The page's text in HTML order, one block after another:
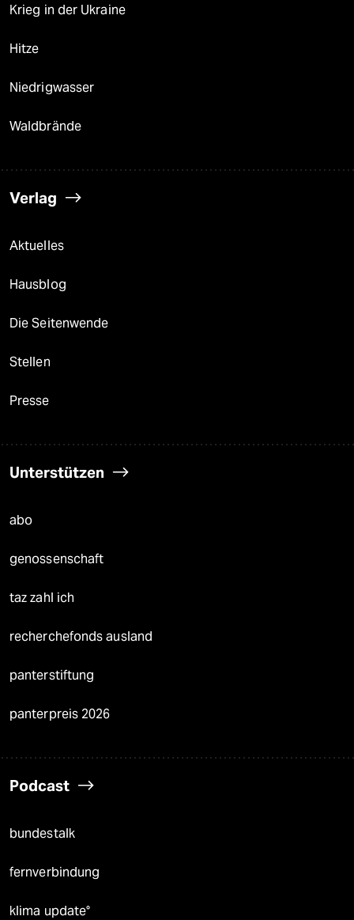
Krieg in der Ukraine
Hitze
Niedrigwasser
Waldbrände
Verlag
Aktuelles
Hausblog
Die Seitenwende
Stellen
Presse
Unterstützen
abo
genossenschaft
taz zahl ich
recherchefonds ausland
panterstiftung
panterpreis 2026
Podcast
bundestalk
fernverbindung
klima update°